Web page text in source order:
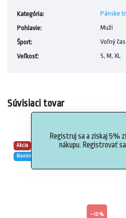
Registruj sa a získaj 5%
nákupu. Registrovať
Kategória:
Pánske
Pohlavie:
Muži
Šport:
Voľný čas
Veľkosť: S, M, XL
Súvisiaci tovar
Akcia
Novinka
–10 %